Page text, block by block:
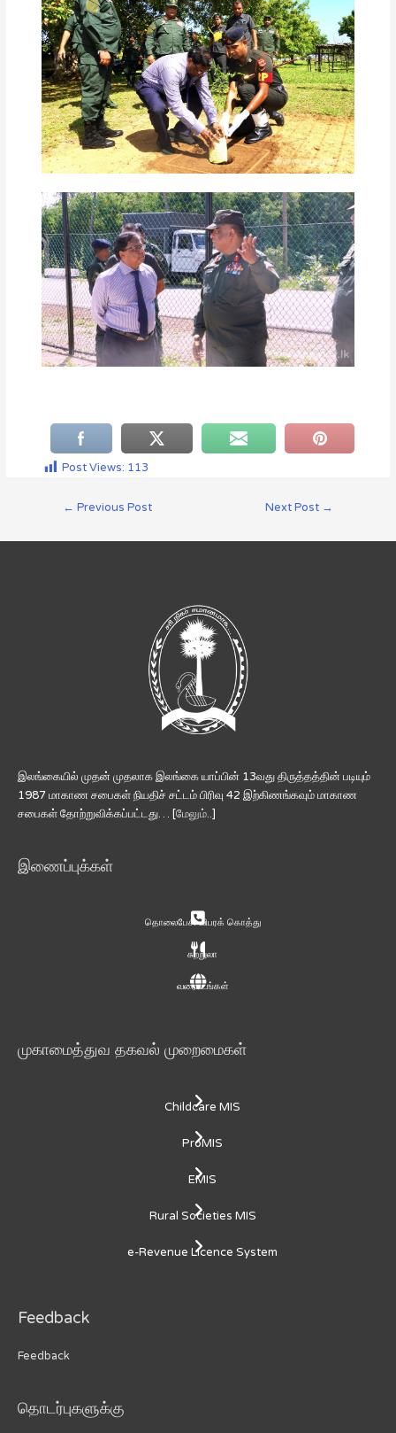
Post Views: 113
← Previous Post Next Post →
இலங்கையில் முதன் முதலாக இலங்கை யாப்பின் 13வது திருத்தத்தின் படியும்
1987 மாகாண சபைகள் நியதிச் சட்டம் பிரிவு 42 இற்கிணங்கவும் மாகாண
சபைகள் தோற்றுவிக்கப்பட்டது… [மேலும்..]
இணைப்புக்கள்
தொலைபேசி விபரக் கொத்து
சுற்றுலா
வரைபடங்கள்
முகாமைத்துவ தகவல் முறைமைகள்
Childcare MIS
ProMIS
EMIS
Rural Societies MIS
e-Revenue Licence System
Feedback
Feedback
தொடர்புகளுக்கு